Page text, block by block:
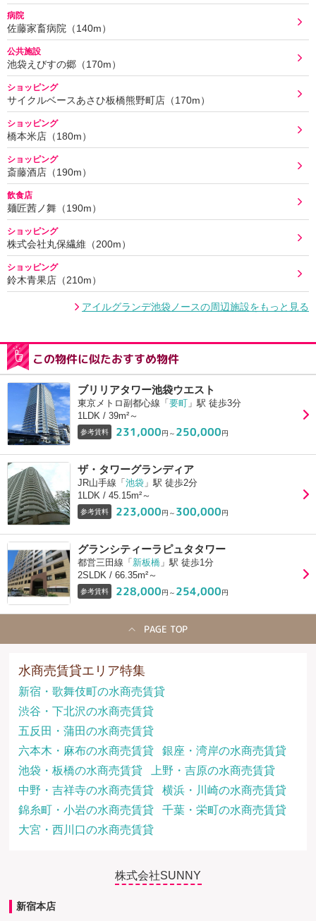
病院
佐藤家畜病院（140m）
公共施設
池袋えびすの郷（170m）
ショッピング
サイクルベースあさひ板橋熊野町店（170m）
ショッピング
橋本米店（180m）
ショッピング
斎藤酒店（190m）
飲食店
麺匠茜ノ舞（190m）
ショッピング
株式会社丸保繊維（200m）
ショッピング
鈴木青果店（210m）
アイルグランデ池袋ノースの周辺施設をもっと見る
この物件に似たおすすめ物件
ブリリアタワー池袋ウエスト
東京メトロ副都心線「 要町 」駅 徒歩3分
1LDK / 39m²～
参考賃料 231,000円～ 250,000円
ザ・タワーグランディア
JR山手線「 池袋 」駅 徒歩2分
1LDK / 45.15m²～
参考賃料 223,000円～ 300,000円
グランシティーラピュタタワー
都営三田線「 新板橋 」駅 徒歩1分
2SLDK / 66.35m²～
参考賃料 228,000円～ 254,000円
PAGE TOP
水商売賃貸エリア特集
新宿・歌舞伎町の水商売賃貸
渋谷・下北沢の水商売賃貸
五反田・蒲田の水商売賃貸
六本木・麻布の水商売賃貸
銀座・湾岸の水商売賃貸
池袋・板橋の水商売賃貸
上野・吉原の水商売賃貸
中野・吉祥寺の水商売賃貸
横浜・川崎の水商売賃貸
錦糸町・小岩の水商売賃貸
千葉・栄町の水商売賃貸
大宮・西川口の水商売賃貸
株式会社SUNNY
新宿本店